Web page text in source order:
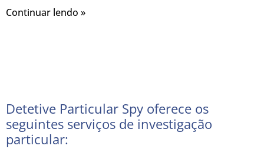
Continuar lendo »
Detetive Particular Spy oferece os
seguintes serviços de investigação
particular: